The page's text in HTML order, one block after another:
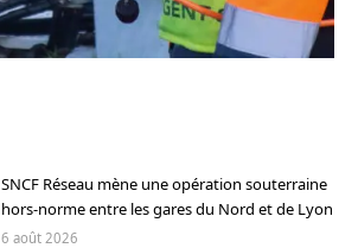
SNCF Réseau mène une opération souterraine
hors-norme entre les gares du Nord et de Lyon
6 août 2026